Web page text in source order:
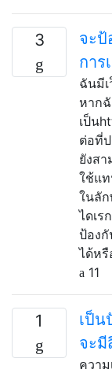
3
จะป้
การ
ฉันมี
หากฉั
เป็น
ต่อที่
ยังสา
ใช้แ
ในลั
ไดเร
ป้อง
ได้หรื
11
1
เป็
จะ
ความ